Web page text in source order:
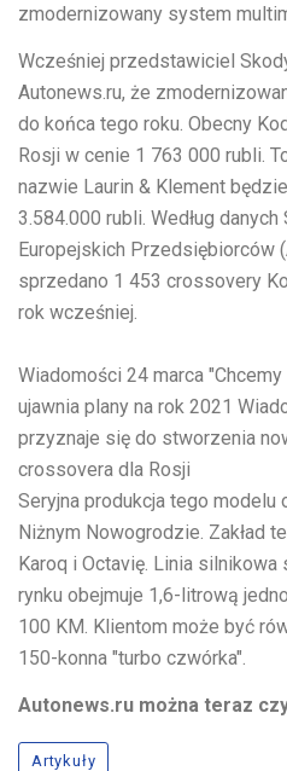
zmodernizowany system
Wcześniej przedstawiciel
Autonews.ru, że
do końca tego roku. Obecny
Rosji w cenie 1 763 000 rubli.
nazwie Laurin & Klement
3.584.000 rubli. Według
Europejskich Przedsiębiorców
sprzedano 1 453 crossovery
rok wcześniej.
Wiadomości 24 marca
ujawnia plany na rok 2021
przyznaje się do stworzenia
crossovera dla Rosji
Seryjna produkcja tego modelu
Niżnym Nowogrodzie. Zakład
Karoq i Octavię. Linia silnikowa
rynku obejmuje 1,6-litrową
100 KM. Klientom może być
150-konna "turbo czwórka".
Autonews.ru można teraz
Artykuły